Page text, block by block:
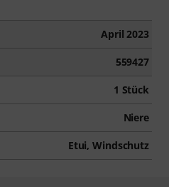
April 2023
559427
1 Stück
Niere
Etui, Windschutz